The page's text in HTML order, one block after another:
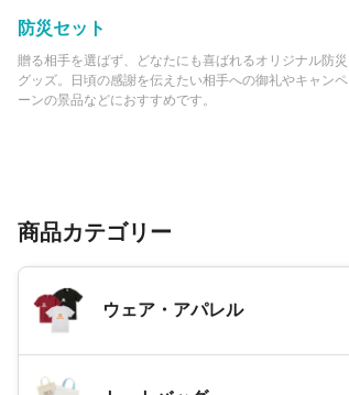
防災セット
贈る相手を選ばず、どなたにも喜ばれるオリジナル防災
グッズ。日頃の感謝を伝えたい相手への御礼やキャンペ
ーンの景品などにおすすめです。
商品カテゴリー
ウェア・アパレル